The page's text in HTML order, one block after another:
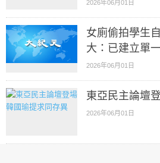
2026年06月01日
女廁偷拍學生
大：已建立單
2026年06月01日
東亞民主論壇
2026年06月01日